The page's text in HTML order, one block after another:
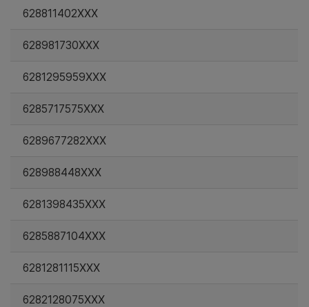
628811402XXX
628981730XXX
6281295959XXX
6285717575XXX
6289677282XXX
628988448XXX
6281398435XXX
6285887104XXX
6281281115XXX
6282128075XXX